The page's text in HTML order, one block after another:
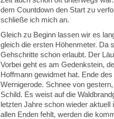
dem Countdown den Start zu
schließe ich mich an.
Gleich zu Beginn lassen wir es
gleich die ersten Höhenmeter. Da
Gehschritte schon erlaubt. Der
Vorbei geht es am Gedenkstein,
Hoffmann gewidmet hat. Ende
Wernigerode. Schnee von
Schild. Es weist auf die
letzten Jahre schon wieder
allen Enden fehlt, werden die